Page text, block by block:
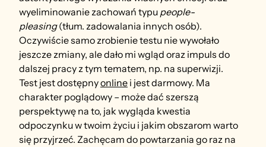
wyeliminowanie zachowań typu people-
pleasing (tłum. zadowalania innych osób).
Oczywiście samo zrobienie testu nie wywołało
jeszcze zmiany, ale dało mi wgląd oraz impuls do
dalszej pracy z tym tematem, np. na superwizji.
Test jest dostępny online i jest darmowy. Ma
charakter poglądowy – może dać szerszą
perspektywę na to, jak wygląda kwestia
odpoczynku w twoim życiu i jakim obszarom warto
się przyjrzeć. Zachęcam do powtarzania go raz na